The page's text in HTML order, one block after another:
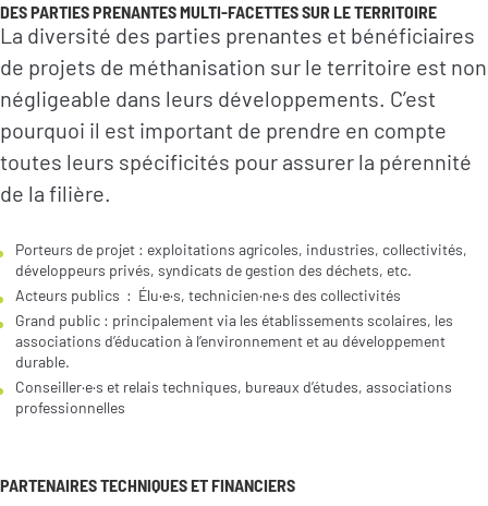
DES PARTIES PRENANTES MULTI-FACETTES SUR LE TERRITOIRE
La diversité des parties prenantes et bénéficiaires
de projets de méthanisation sur le territoire est non
négligeable dans leurs développements. C’est
pourquoi il est important de prendre en compte
toutes leurs spécificités pour assurer la pérennité
de la filière.
Porteurs de projet : exploitations agricoles, industries, collectivités,
développeurs privés, syndicats de gestion des déchets, etc.
Acteurs publics : Élu·e·s, technicien·ne·s des collectivités
Grand public : principalement via les établissements scolaires, les
associations d’éducation à l’environnement et au développement
durable.
Conseiller·e·s et relais techniques, bureaux d’études, associations
professionnelles
PARTENAIRES TECHNIQUES ET FINANCIERS